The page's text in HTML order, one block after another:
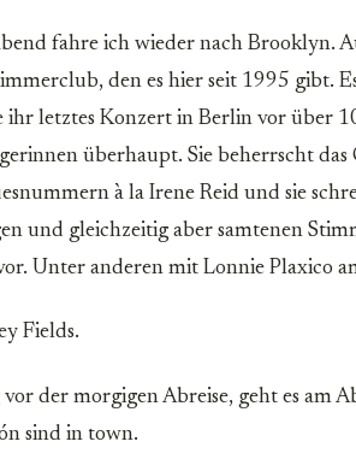
fahre ich wieder nach Brooklyn.
den es hier seit 1995 gibt.
ihr letztes Konzert in Berlin vor über
überhaupt. Sie beherrscht das
à la Irene Reid und sie
und gleichzeitig aber samtenen
Unter anderen mit Lonnie Plaxico
Fields.
der morgigen Abreise, geht es am
sind in town.